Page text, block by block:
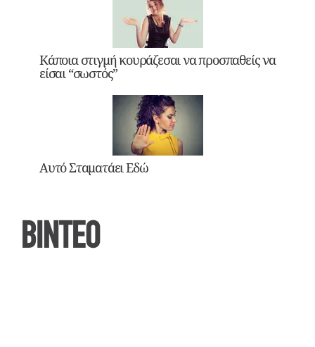
Κάποια στιγμή κουράζεσαι να προσπαθείς να
είσαι “σωστός”
Αυτό Σταματάει Εδώ
ΒΙΝΤΕΟ